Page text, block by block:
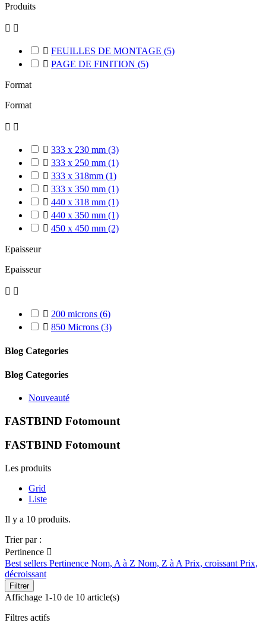
Produits
 
 FEUILLES DE MONTAGE (5)
 PAGE DE FINITION (5)
Format
Format
 
 333 x 230 mm (3)
 333 x 250 mm (1)
 333 x 318mm (1)
 333 x 350 mm (1)
 440 x 318 mm (1)
 440 x 350 mm (1)
 450 x 450 mm (2)
Epaisseur
Epaisseur
 
 200 microns (6)
 850 Microns (3)
Blog Categories
Blog Categories
Nouveauté
FASTBIND Fotomount
FASTBIND Fotomount
Les produits
Grid
Liste
Il y a 10 produits.
Trier par :
Pertinence 
Best sellers Pertinence Nom, A à Z Nom, Z à A Prix, croissant Prix,
décroissant
Filtrer
Affichage 1-10 de 10 article(s)
Filtres actifs